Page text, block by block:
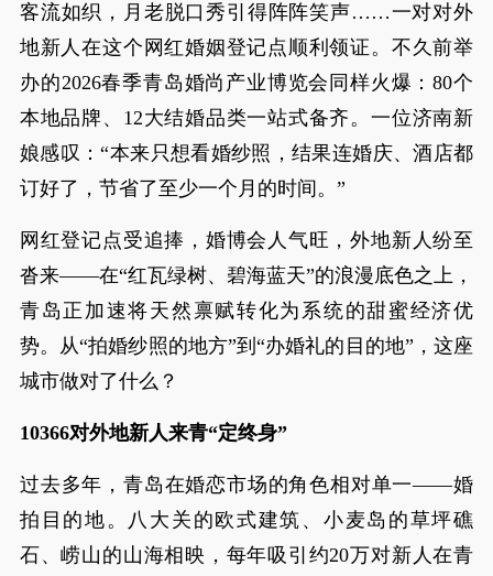
客流如织，月老脱口秀引得阵阵笑声……一对对外
地新人在这个网红婚姻登记点顺利领证。不久前举
办的2026春季青岛婚尚产业博览会同样火爆：80个
本地品牌、12大结婚品类一站式备齐。一位济南新
娘感叹：“本来只想看婚纱照，结果连婚庆、酒店都
订好了，节省了至少一个月的时间。”
网红登记点受追捧，婚博会人气旺，外地新人纷至
沓来——在“红瓦绿树、碧海蓝天”的浪漫底色之上，
青岛正加速将天然禀赋转化为系统的甜蜜经济优
势。从“拍婚纱照的地方”到“办婚礼的目的地”，这座
城市做对了什么？
10366对外地新人来青“定终身”
过去多年，青岛在婚恋市场的角色相对单一——婚
拍目的地。八大关的欧式建筑、小麦岛的草坪礁
石、崂山的山海相映，每年吸引约20万对新人在青